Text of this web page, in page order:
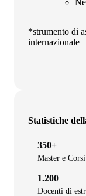
*strumento di
internazionale
Statistiche
350+
Master e
1.200
Docenti di